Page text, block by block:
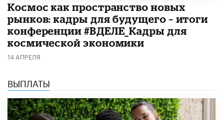
Космос как пространство новых
рынков: кадры для будущего – итоги
конференции #ВДЕЛЕ_Кадры для
космической экономики
14 АПРЕЛЯ
ВЫПЛАТЫ